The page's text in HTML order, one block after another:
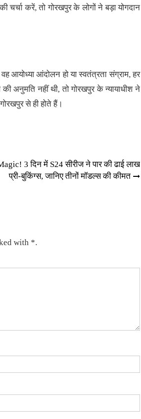
करें, तो गोरखपुर के लोगों ने बड़ा योगदान
आयोध्या आंदोलन हो या स्वतंत्रता संग्राम, हर
अनुमति नहीं थी, तो गोरखपुर के न्यायाधीश ने
से ही होते हैं।
3 दिन में S24 सीरीज ने पार की ढाई लाख
प्री-बुकिंग्स, जानिए तीनों मॉडल्स की कीमत
with *.